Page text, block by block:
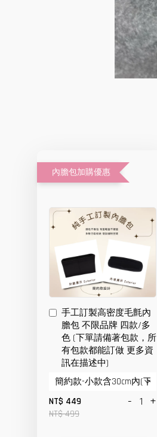
內膽包加購優惠
手工訂製高密度毛氈內
膽包 不限品牌 四款/多
色 (下單請備著包款，所
有包款都能訂做 更多資
訊在描述中)
NT$ 449
NT$ 499
- +